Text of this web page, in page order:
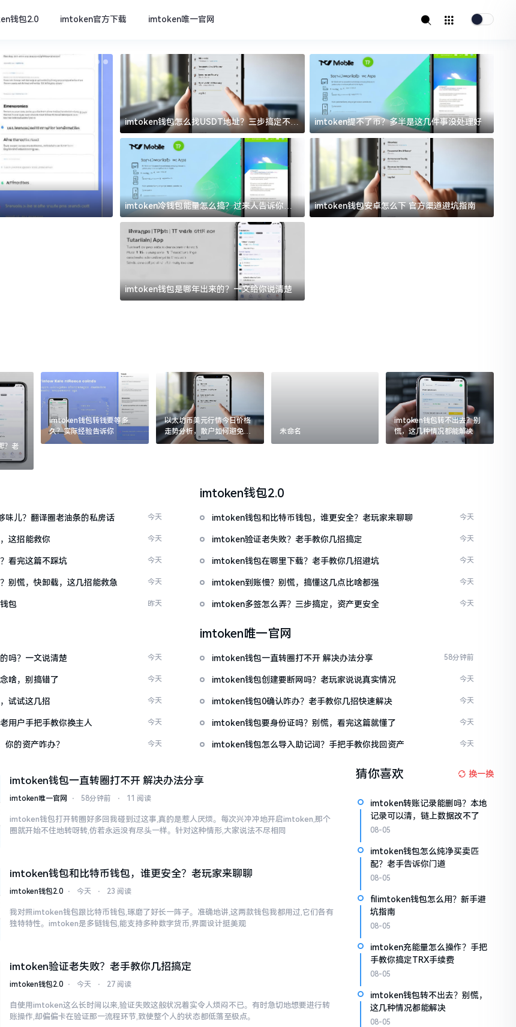
钱包2.0 imtoken官方下载 imtoken唯一官网
imtoken唯一官网
imtoken钱包怎么找USDT地址？三步搞定不踩
坑
imtoken提不了币？多半是这几件事没处理好
imtoken冷钱包能量怎么搞？过来人告诉你门
道
imtoken钱包安卓怎么下 官方渠道避坑指南
imtoken钱包是哪年出来的？一文给你说清楚
？老
imtoken钱包转钱要等多
久？实际经验告诉你
以太坊币美元行情今日价格
走势分析，散户如何避免追
涨杀跌被套牢
未命名
imtoken钱包转不出去？别
慌，这几种情况都能解决
儿？翻译圈老油条的私房话 今天
这招能救你 今天
看完这篇不踩坑 今天
别慌，快卸载，这几招能救急 今天
包 昨天
imtoken钱包2.0
imtoken钱包和比特币钱包，谁更安全？老玩家来聊聊 今天
imtoken验证老失败？老手教你几招搞定 今天
imtoken钱包在哪里下载？老手教你几招避坑 今天
imtoken到账慢？别慌，搞懂这几点比啥都强 今天
imtoken多签怎么弄？三步搞定，资产更安全 今天
吗？一文说清楚 今天
啥，别搞错了 今天
试试这几招 今天
用户手把手教你换主人 今天
的资产咋办？ 今天
imtoken唯一官网
imtoken钱包一直转圈打不开 解决办法分享 58分钟前
imtoken钱包创建要断网吗？老玩家说说真实情况 今天
imtoken钱包0确认咋办？老手教你几招快速解决 今天
imtoken钱包要身份证吗？别慌，看完这篇就懂了 今天
imtoken钱包怎么导入助记词？手把手教你找回资产 今天
imtoken钱包一直转圈打不开 解决办法分享
imtoken唯一官网 ⋅ 58分钟前 ⋅ 11 阅读
imtoken钱包打开转圈好多回我碰到过这事,真的是惹人厌烦。每次兴冲冲地开启imtoken,那个
圈就开始不住地转呀转,仿若永远没有尽头一样。针对这种情形,大家说法不尽相同
imtoken钱包和比特币钱包，谁更安全？老玩家来聊聊
imtoken钱包2.0 ⋅ 今天 ⋅ 23 阅读
我对照imtoken钱包跟比特币钱包,琢磨了好长一阵子。准确地讲,这两款钱包我都用过,它们各有
独特特性。imtoken是多链钱包,能支持多种数字货币,界面设计挺美观
imtoken验证老失败？老手教你几招搞定
imtoken钱包2.0 ⋅ 今天 ⋅ 27 阅读
自使用imtoken这么长时间以来,验证失败这般状况着实令人烦闷不已。有时急切地想要进行转
账操作,却偏偏卡在验证那一流程环节,致使整个人的状态都低落至极点。
猜你喜欢 换一换
imtoken转账记录能删吗？本地
记录可以清，链上数据改不了
08-05
imtoken钱包怎么纯净买卖匹
配？老手告诉你门道
08-05
filimtoken钱包怎么用？新手避
坑指南
08-05
imtoken充能量怎么操作？手把
手教你搞定TRX手续费
08-05
imtoken钱包转不出去？别慌，
这几种情况都能解决
08-05